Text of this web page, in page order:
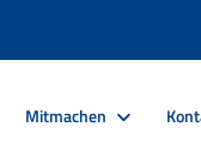
Mitmachen